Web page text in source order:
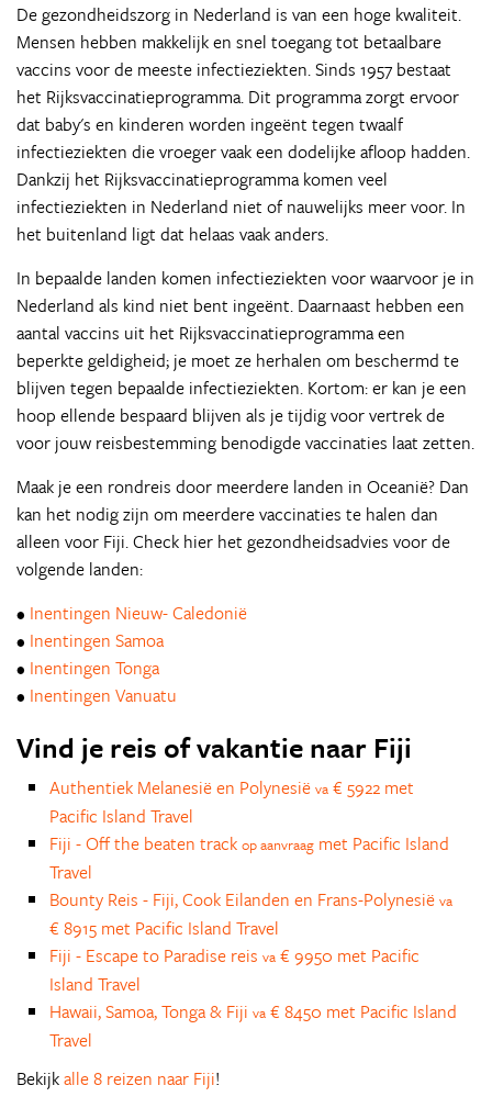
De gezondheidszorg in Nederland is van een hoge kwaliteit.
Mensen hebben makkelijk en snel toegang tot betaalbare
vaccins voor de meeste infectieziekten. Sinds 1957 bestaat
het Rijksvaccinatieprogramma. Dit programma zorgt ervoor
dat baby's en kinderen worden ingeënt tegen twaalf
infectieziekten die vroeger vaak een dodelijke afloop hadden.
Dankzij het Rijksvaccinatieprogramma komen veel
infectieziekten in Nederland niet of nauwelijks meer voor. In
het buitenland ligt dat helaas vaak anders.
In bepaalde landen komen infectieziekten voor waarvoor je in
Nederland als kind niet bent ingeënt. Daarnaast hebben een
aantal vaccins uit het Rijksvaccinatieprogramma een
beperkte geldigheid; je moet ze herhalen om beschermd te
blijven tegen bepaalde infectieziekten. Kortom: er kan je een
hoop ellende bespaard blijven als je tijdig voor vertrek de
voor jouw reisbestemming benodigde vaccinaties laat zetten.
Maak je een rondreis door meerdere landen in Oceanië? Dan
kan het nodig zijn om meerdere vaccinaties te halen dan
alleen voor Fiji. Check hier het gezondheidsadvies voor de
volgende landen:
• Inentingen Nieuw- Caledonië
• Inentingen Samoa
• Inentingen Tonga
• Inentingen Vanuatu
Vind je reis of vakantie naar Fiji
Authentiek Melanesië en Polynesië va € 5922 met
Pacific Island Travel
Fiji - Off the beaten track op aanvraag met Pacific Island
Travel
Bounty Reis - Fiji, Cook Eilanden en Frans-Polynesië va
€ 8915 met Pacific Island Travel
Fiji - Escape to Paradise reis va € 9950 met Pacific
Island Travel
Hawaii, Samoa, Tonga & Fiji va € 8450 met Pacific Island
Travel
Bekijkalle 8 reizen naar Fiji!